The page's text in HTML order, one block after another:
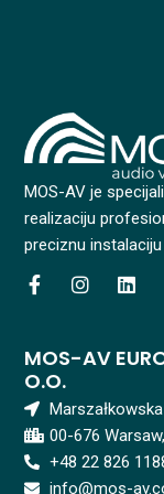
MOS-AV je
realizaciju
preciznu
F
a
b
o
o
k
-
f
I
a
r
a
m
L
e
i
n
MOS-AV
O.o.
00-676
+48 22 826
info@mos-